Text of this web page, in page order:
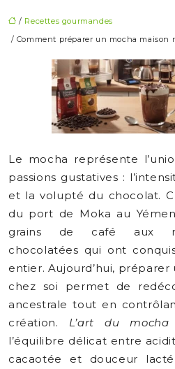
/ Recettes gourmandes
/ Comment préparer un mocha maison
Le mocha représente
passions gustatives :
et la volupté du chocolat.
du port de Moka au
grains de café aux
chocolatées qui ont
entier. Aujourd’hui,
chez soi permet de
ancestrale tout en
création. L’art du mocha
l’équilibre délicat entre
cacaotée et douceur